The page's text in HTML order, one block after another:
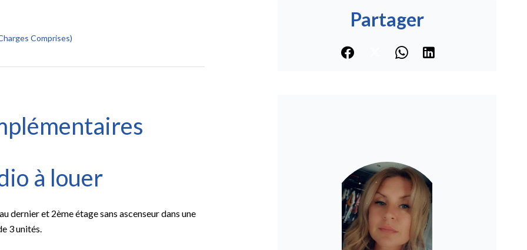
Comprises)
à louer
dernier et 2ème étage sans ascenseur dans une
3 unités.
Partager